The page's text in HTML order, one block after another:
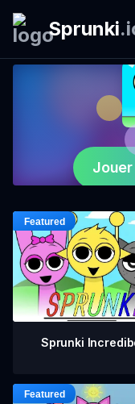
Sprunki.
Sprunki